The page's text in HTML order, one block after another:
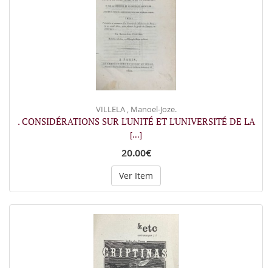
VILLELA , Manoel-Joze.
. CONSIDÉRATIONS SUR L'UNITÉ ET L'UNIVERSITÉ DE LA
[...]
20.00€
Ver Item